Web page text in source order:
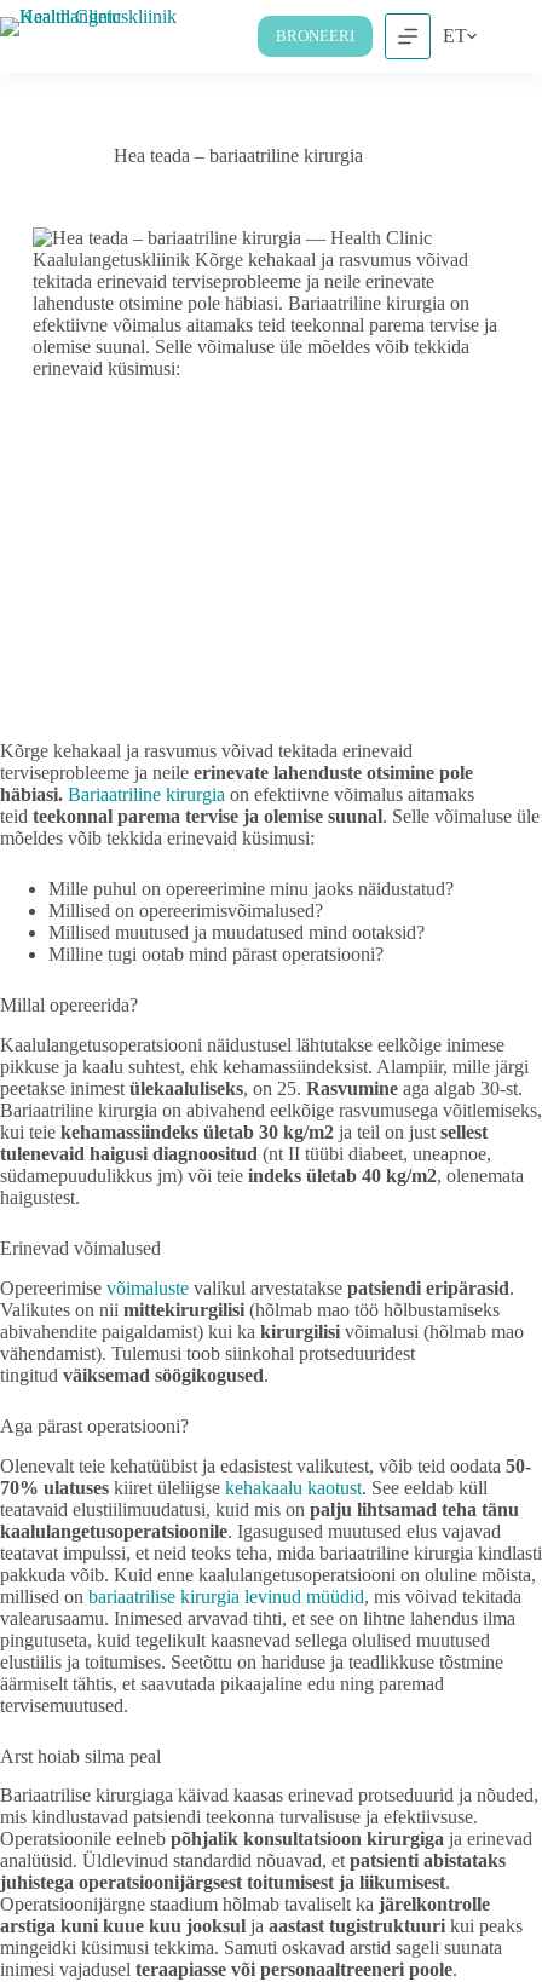
BRONEERI ET
Hea teada – bariaatriline kirurgia
Kõrge kehakaal ja rasvumus võivad tekitada erinevaid
terviseprobleeme ja neile erinevate lahenduste otsimine pole
häbiasi. Bariaatriline kirurgia on efektiivne võimalus aitamaks
teid teekonnal parema tervise ja olemise suunal. Selle võimaluse üle
mõeldes võib tekkida erinevaid küsimusi:
Mille puhul on opereerimine minu jaoks näidustatud?
Millised on opereerimisvõimalused?
Millised muutused ja muudatused mind ootaksid?
Milline tugi ootab mind pärast operatsiooni?
Millal opereerida?
Kaalulangetusoperatsiooni näidustusel lähtutakse eelkõige inimese
pikkuse ja kaalu suhtest, ehk kehamassiindeksist. Alampiir, mille järgi
peetakse inimest ülekaaluliseks, on 25. Rasvumine aga algab 30-st.
Bariaatriline kirurgia on abivahend eelkõige rasvumusega võitlemiseks,
kui teie kehamassiindeks ületab 30 kg/m2 ja teil on just sellest
tulenevaid haigusi diagnoositud (nt II tüübi diabeet, uneapnoe,
südamepuudulikkus jm) või teie indeks ületab 40 kg/m2, olenemata
haigustest.
Erinevad võimalused
Opereerimise võimaluste valikul arvestatakse patsiendi eripärasid.
Valikutes on nii mittekirurgilisi (hõlmab mao töö hõlbustamiseks
abivahendite paigaldamist) kui ka kirurgilisi võimalusi (hõlmab mao
vähendamist). Tulemusi toob siinkohal protseduuridest
tingitud väiksemad söögikogused.
Aga pärast operatsiooni?
Olenevalt teie kehatüübist ja edasistest valikutest, võib teid oodata 50-
70% ulatuses kiiret üleliigse kehakaalu kaotust. See eeldab küll
teatavaid elustiilimuudatusi, kuid mis on palju lihtsamad teha tänu
kaalulangetusoperatsioonile. Igasugused muutused elus vajavad
teatavat impulssi, et neid teoks teha, mida bariaatriline kirurgia kindlasti
pakkuda võib. Kuid enne kaalulangetusoperatsiooni on oluline mõista,
millised on bariaatrilise kirurgia levinud müüdid, mis võivad tekitada
valearusaamu. Inimesed arvavad tihti, et see on lihtne lahendus ilma
pingutuseta, kuid tegelikult kaasnevad sellega olulised muutused
elustiilis ja toitumises. Seetõttu on hariduse ja teadlikkuse tõstmine
äärmiselt tähtis, et saavutada pikaajaline edu ning paremad
tervisemuutused.
Arst hoiab silma peal
Bariaatrilise kirurgiaga käivad kaasas erinevad protseduurid ja nõuded,
mis kindlustavad patsiendi teekonna turvalisuse ja efektiivsuse.
Operatsioonile eelneb põhjalik konsultatsioon kirurgiga ja erinevad
analüüsid. Üldlevinud standardid nõuavad, etpatsienti abistataks
juhistega operatsioonijärgsest toitumisest ja liikumisest.
Operatsioonijärgne staadium hõlmab tavaliselt ka järelkontrolle
arstiga kuni kuue kuu jooksul ja aastast tugistruktuuri kui peaks
mingeidki küsimusi tekkima. Samuti oskavad arstid sageli suunata
inimesi vajadusel teraapiasse või personaaltreeneri poole.